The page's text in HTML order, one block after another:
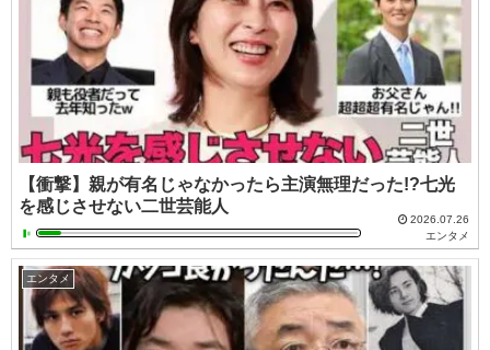
【衝撃】親が有名じゃなかったら主演無理だった!?七光
を感じさせない二世芸能人
2026.07.26
エンタメ
エンタメ